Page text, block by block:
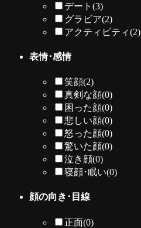
デート(3)
グラビア(2)
アクティビティ(2)
表情･感情
笑顔(2)
真剣な顔(0)
困った顔(0)
悲しい顔(0)
怒った顔(0)
驚いた顔(0)
泣き顔(0)
寝顔･眠い(0)
顔の向き･目線
正面(0)